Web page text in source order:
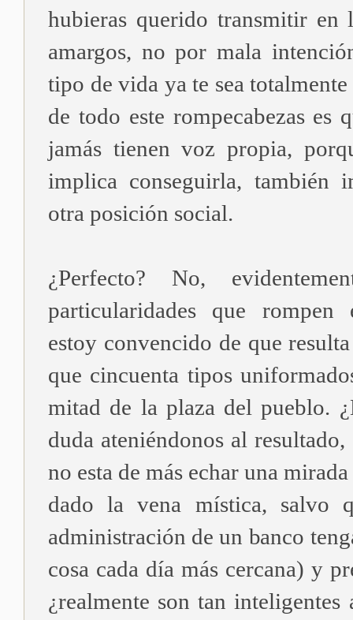
hubieras querido transmitir en
amargos, no por mala
tipo de vida ya te sea
de todo este rompecabezas es
jamás tienen voz propia,
implica conseguirla, también
otra posición social.
¿Perfecto? No,
particularidades que rompen
estoy convencido de que
que cincuenta tipos
mitad de la plaza del pueblo.
duda ateniéndonos al
no esta de más echar una
dado la vena mística, salvo
administración de un banco
cosa cada día más cercana) y
¿realmente son tan